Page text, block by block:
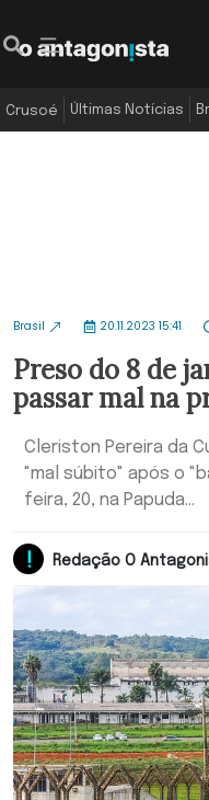
Crusoé Últimas Notícias
Brasil 20.11.2023 15:41
Preso do 8 de
passar mal na
Cleriston Pereira da
"mal súbito" após o
feira, 20, na Papuda...
Redação O